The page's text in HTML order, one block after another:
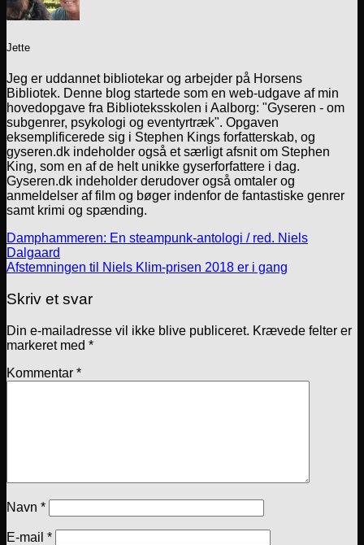
Jette
Jeg er uddannet bibliotekar og arbejder på Horsens
Bibliotek. Denne blog startede som en web-udgave af min
hovedopgave fra Biblioteksskolen i Aalborg: "Gyseren - om
subgenrer, psykologi og eventyrtræk". Opgaven
eksemplificerede sig i Stephen Kings forfatterskab, og
gyseren.dk indeholder også et særligt afsnit om Stephen
King, som en af de helt unikke gyserforfattere i dag.
Gyseren.dk indeholder derudover også omtaler og
anmeldelser af film og bøger indenfor de fantastiske genrer
samt krimi og spænding.
Damphammeren: En steampunk-antologi / red. Niels
Dalgaard
Afstemningen til Niels Klim-prisen 2018 er i gang
Skriv et svar
Din e-mailadresse vil ikke blive publiceret. Krævede felter er
markeret med *
Kommentar *
Navn *
E-mail *